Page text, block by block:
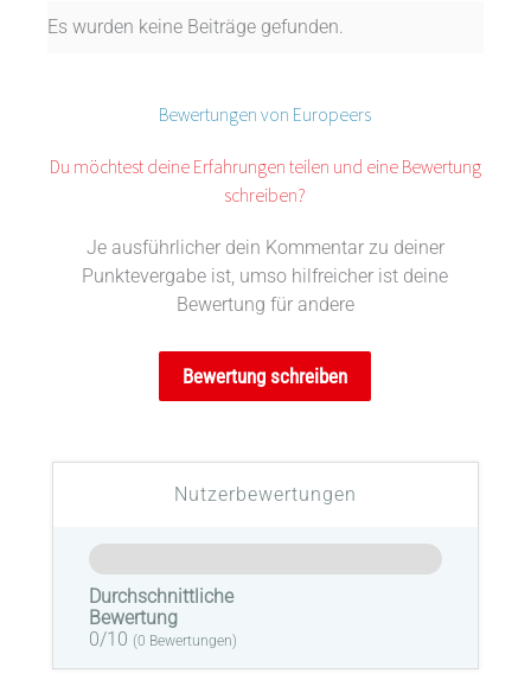
Es wurden keine Beiträge gefunden.
Bewertungen von Europeers
Du möchtest deine Erfahrungen teilen und eine Bewertung
schreiben?
Je ausführlicher dein Kommentar zu deiner
Punktevergabe ist, umso hilfreicher ist deine
Bewertung für andere
Bewertung schreiben
Nutzerbewertungen
Durchschnittliche
Bewertung
0/10 (0 Bewertungen)